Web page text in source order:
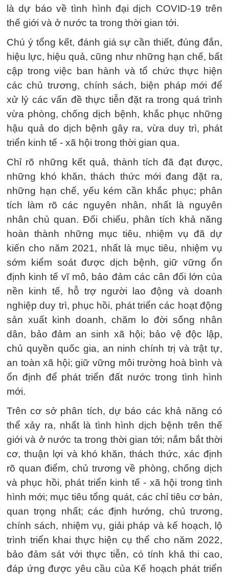
là dự báo về tình hình đại dịch COVID-19 trên
thế giới và ở nước ta trong thời gian tới.
Chú ý tổng kết, đánh giá sự cần thiết, đúng đắn,
hiệu lực, hiệu quả, cũng như những hạn chế, bất
cập trong việc ban hành và tổ chức thực hiện
các chủ trương, chính sách, biện pháp mới để
xử lý các vấn đề thực tiễn đặt ra trong quá trình
vừa phòng, chống dịch bệnh, khắc phục những
hậu quả do dịch bệnh gây ra, vừa duy trì, phát
triển kinh tế - xã hội trong thời gian qua.
Chỉ rõ những kết quả, thành tích đã đạt được,
những khó khăn, thách thức mới đang đặt ra,
những hạn chế, yếu kém cần khắc phục; phân
tích làm rõ các nguyên nhân, nhất là nguyên
nhân chủ quan. Đối chiếu, phân tích khả năng
hoàn thành những mục tiêu, nhiệm vụ đã dự
kiến cho năm 2021, nhất là mục tiêu, nhiệm vụ
sớm kiểm soát được dịch bệnh, giữ vững ổn
định kinh tế vĩ mô, bảo đảm các cân đối lớn của
nền kinh tế, hỗ trợ người lao động và doanh
nghiệp duy trì, phục hồi, phát triển các hoạt động
sản xuất kinh doanh, chăm lo đời sống nhân
dân, bảo đảm an sinh xã hội; bảo vệ độc lập,
chủ quyền quốc gia, an ninh chính trị và trật tự,
an toàn xã hội; giữ vững môi trường hoà bình và
ổn định để phát triển đất nước trong tình hình
mới.
Trên cơ sở phân tích, dự báo các khả năng có
thể xảy ra, nhất là tình hình dịch bệnh trên thế
giới và ở nước ta trong thời gian tới; nắm bắt thời
cơ, thuận lợi và khó khăn, thách thức, xác định
rõ quan điểm, chủ trương về phòng, chống dịch
và phục hồi, phát triển kinh tế - xã hội trong tình
hình mới; mục tiêu tổng quát, các chỉ tiêu cơ bản,
quan trọng nhất; các định hướng, chủ trương,
chính sách, nhiệm vụ, giải pháp và kế hoạch, lộ
trình triển khai thực hiện cụ thể cho năm 2022,
bảo đảm sát với thực tiễn, có tính khả thi cao,
đáp ứng được yêu cầu của Kế hoạch phát triển